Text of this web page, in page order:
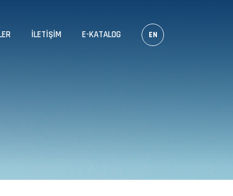
İLETIŞIM E-KATALOG EN